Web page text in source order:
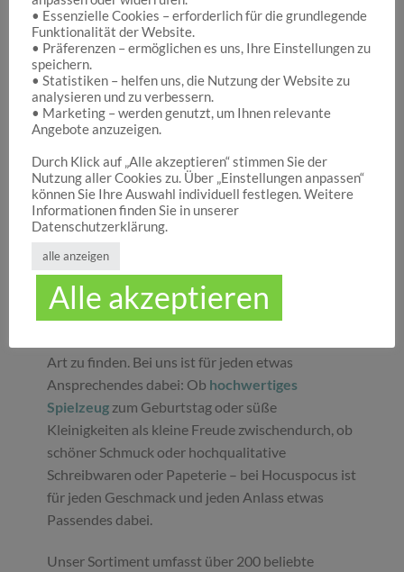
Hocuspocus – Ihr Onlineshop für die schönen
Dinge des Lebens
Hocuspocus ist die richtige Anlaufstelle für Dich,
wenn Du auf der Suche nach schönen
Geschenken , tollenSpielwarenoder
ansprechenderDekorationbist. Wir von
Hocuspocus wissen schöne Dinge stets zu
schätzen und legen daher großen Wert darauf,
dass bei uns Groß und Klein etwas finden, was sie
glücklich macht. Jeder Tag ist ein guter Anlass, um
seinen Liebsten oder sich selbst eine Freude zu
machen. Unser umfassendes Sortiment gibt Ihnen
Art zu finden. Bei uns ist für jeden etwas
Ansprechendes dabei: Ob hochwertiges
Spielzeug zum Geburtstag oder süße
Kleinigkeiten als kleine Freude zwischendurch, ob
schöner Schmuck oder hochqualitative
Schreibwaren oder Papeterie – bei Hocuspocus ist
für jeden Geschmack und jeden Anlass etwas
Passendes dabei.
Unser Sortiment umfasst über 200 beliebte
• Essenzielle Cookies – erforderlich für die grundlegende
Funktionalität der Website.
• Präferenzen – ermöglichen es uns, Ihre Einstellungen zu
speichern.
• Statistiken – helfen uns, die Nutzung der Website zu
analysieren und zu verbessern.
• Marketing – werden genutzt, um Ihnen relevante
Angebote anzuzeigen.
Durch Klick auf „Alle akzeptieren“ stimmen Sie der
Nutzung aller Cookies zu. Über „Einstellungen anpassen“
können Sie Ihre Auswahl individuell festlegen. Weitere
Informationen finden Sie in unserer
Datenschutzerklärung.
alle anzeigen
Alle akzeptieren